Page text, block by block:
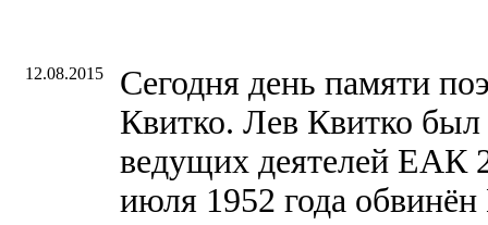
12.08.2015
Сегодня день памяти
Квитко. Лев Квитко был
ведущих деятелей ЕАК
июля 1952 года